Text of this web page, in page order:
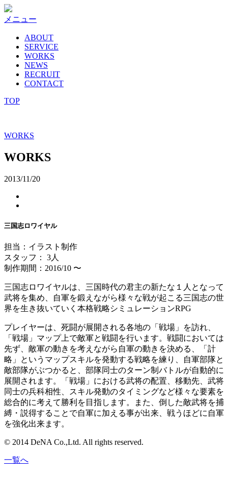
コ
ン
プ
メニュー
ABOUT
SERVICE
WORKS
NEWS
RECRUIT
CONTACT
TOP
WORKS
WORKS
2013/11/20
三国志ロワイヤル
担当：イラスト制作
スタッフ： 3人
制作期間：2016/10 〜
三国志ロワイヤルは、三国時代の君主の新たな１人となって
武将を集め、自軍を鍛えながら様々な戦が起こる三国志の世
界を生き抜いていく本格戦略シミュレーションRPG
プレイヤーは、死闘が展開される各地の「戦場」を訪れ、
「戦場」マップ上で敵軍と戦闘を行います。戦闘においては
先ず、敵軍の動きを考えながら自軍の動きを決める、「計
略」というマップスキルを発動する戦略を練り、自軍部隊と
敵部隊がぶつかると、部隊同士のターン制バトルが自動的に
展開されます。「戦場」における武将の配置、移動先、武将
同士の兵科相性、スキル発動のタイミングなど様々な要素を
総合的に考えて勝利を目指します。また、倒した敵武将を捕
縛・説得することで自軍に加える事が出来、戦うほどに自軍
を強化出来ます。
© 2014 DeNA Co.,Ltd. All rights reserved.
一覧へ